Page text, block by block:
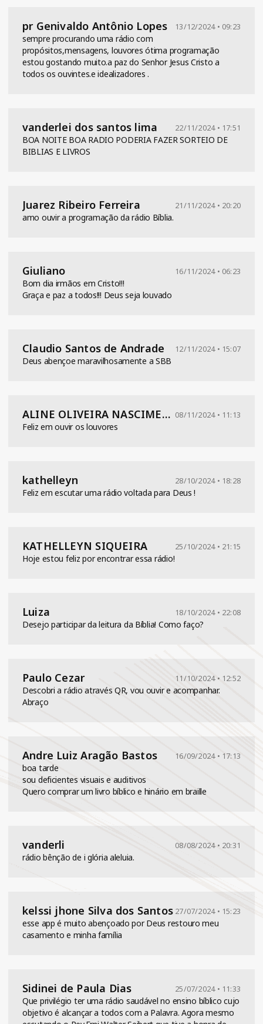
pr Genivaldo Antônio Lopes 13/12/2024 • 09:23
sempre procurando uma rádio com
propósitos,mensagens, louvores ótima programação
estou gostando muito.a paz do Senhor Jesus Cristo a
todos os ouvintes.e idealizadores .
vanderlei dos santos lima 22/11/2024 • 17:51
BOA NOITE BOA RADIO PODERIA FAZER SORTEIO DE
BIBLIAS E LIVROS
Juarez Ribeiro Ferreira 21/11/2024 • 20:20
amo ouvir a programação da rádio Bíblia.
Giuliano 16/11/2024 • 06:23
Bom dia irmãos em Cristo!!!
Graça e paz a todos!!! Deus seja louvado
Claudio Santos de Andrade 12/11/2024 • 15:07
Deus abençoe maravilhosamente a SBB
ALINE OLIVEIRA NASCIMENTO 08/11/2024 • 11:13
Feliz em ouvir os louvores
kathelleyn 28/10/2024 • 18:28
Feliz em escutar uma rádio voltada para Deus !
KATHELLEYN SIQUEIRA 25/10/2024 • 21:15
Hoje estou feliz por encontrar essa rádio!
Luiza 18/10/2024 • 22:08
Desejo participar da leitura da Bíblia! Como faço?
Paulo Cezar 11/10/2024 • 12:52
Descobri a rádio através QR, vou ouvir e acompanhar.
Abraço
Andre Luiz Aragão Bastos 16/09/2024 • 17:13
boa tarde
sou deficientes visuais e auditivos
Quero comprar um livro bíblico e hinário em braille
vanderli 08/08/2024 • 20:31
rádio bênção de i glória aleluia.
kelssi jhone Silva dos Santos 27/07/2024 • 15:23
esse app é muito abençoado por Deus restouro meu
casamento e minha família
Sidinei de Paula Dias 25/07/2024 • 11:33
Que privilégio ter uma rádio saudável no ensino bíblico cujo
objetivo é alcançar a todos com a Palavra. Agora mesmo